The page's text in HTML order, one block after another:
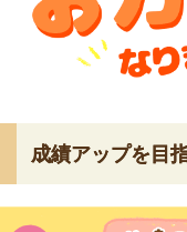
成績アップを目